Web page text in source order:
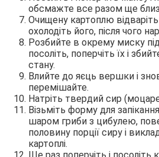
обсмажте все разом ще
Очищену картоплю відваріть
охолодіть його, після чого
Розбийте в окрему миску
посоліть, поперчіть їх і
стану.
Влийте до яєць вершки і
перемішайте.
Натріть твердий сир
Візьміть форму для
шаром гриби з цибулею,
половину порції сиру і
картоплі.